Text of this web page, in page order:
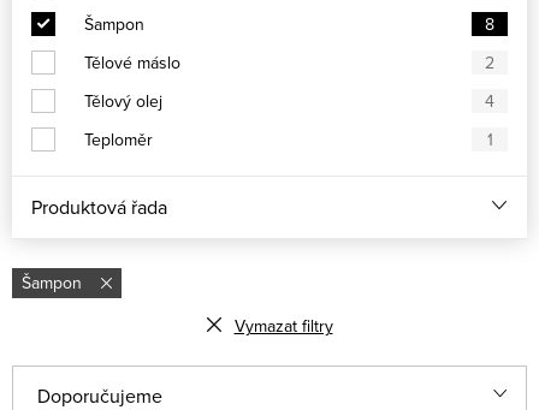
Šampon
8
Tělové máslo
2
Tělový olej
4
Teploměr
1
Produktová řada
Šampon
Vymazat filtry
Řazení produktů
Doporučujeme